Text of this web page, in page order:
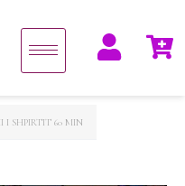
I SHPIRTIT 60 MIN